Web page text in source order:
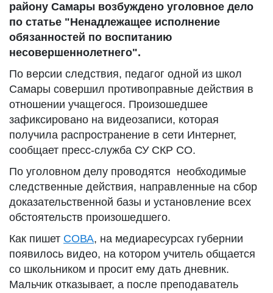
району Самары возбуждено уголовное дело
по статье "Ненадлежащее исполнение
обязанностей по воспитанию
несовершеннолетнего".
По версии следствия, педагог одной из школ
Самары совершил противоправные действия в
отношении учащегося. Произошедшее
зафиксировано на видеозаписи, которая
получила распространение в сети Интернет,
сообщает пресс-служба СУ СКР СО.
По уголовном делу проводятся необходимые
следственные действия, направленные на сбор
доказательственной базы и установление всех
обстоятельств произошедшего.
Как пишет СОВА, на медиаресурсах губернии
появилось видео, на котором учитель общается
со школьником и просит ему дать дневник.
Мальчик отказывает, а после преподаватель